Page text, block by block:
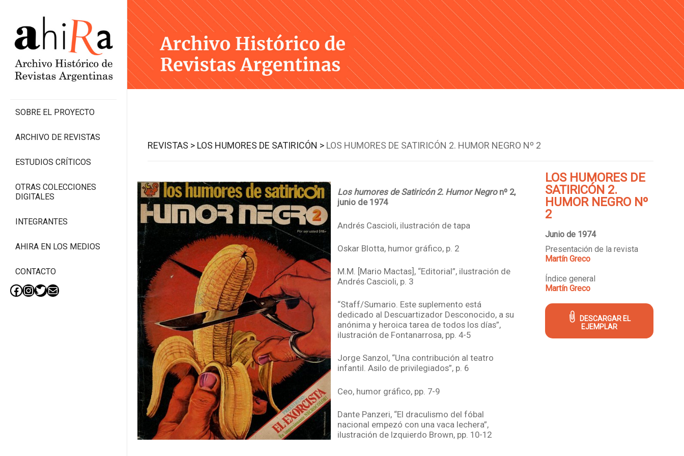
Skip
to
content
SOBRE EL PROYECTO
ARCHIVO DE REVISTAS
ESTUDIOS CRÍTICOS
OTRAS COLECCIONES
DIGITALES
INTEGRANTES
AHIRA EN LOS MEDIOS
CONTACTO
Facebook
Instagram
Twitter
Mail
REVISTAS > LOS HUMORES DE SATIRICÓN > LOS HUMORES DE SATIRICÓN 2. HUMOR NEGRO Nº 2
Los humores de Satiricón 2. Humor Negronº 2,
junio de 1974
Andrés Cascioli, ilustración de tapa
Oskar Blotta, humor gráfico, p. 2
M.M. [Mario Mactas], “Editorial”, ilustración de
Andrés Cascioli, p. 3
“Staff/Sumario. Este suplemento está
dedicado al Descuartizador Desconocido, a su
anónima y heroica tarea de todos los días”,
ilustración de Fontanarrosa, pp. 4-5
Jorge Sanzol, “Una contribución al teatro
infantil. Asilo de privilegiados”, p. 6
Ceo, humor gráfico, pp. 7-9
Dante Panzeri, “El draculismo del fóbal
nacional empezó con una vaca lechera”,
ilustración de Izquierdo Brown, pp. 10-12
LOS HUMORES DE
SATIRICÓN 2.
HUMOR NEGRO Nº
2
Junio de 1974
Presentación de la revista
Martín Greco
Índice general
Martín Greco
DESCARGAR EL
EJEMPLAR